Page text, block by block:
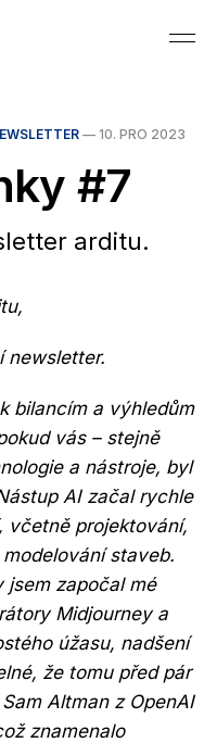
— 10. PRO 2023
#7
arditu.
newsletter.
bilancím a výhledům
vás – stejně
a nástroje, byl
AI začal rychle
včetně projektování,
staveb.
jsem započal mé
Midjourney a
úžasu, nadšení
že tomu před pár
Altman z OpenAI
znamenalo